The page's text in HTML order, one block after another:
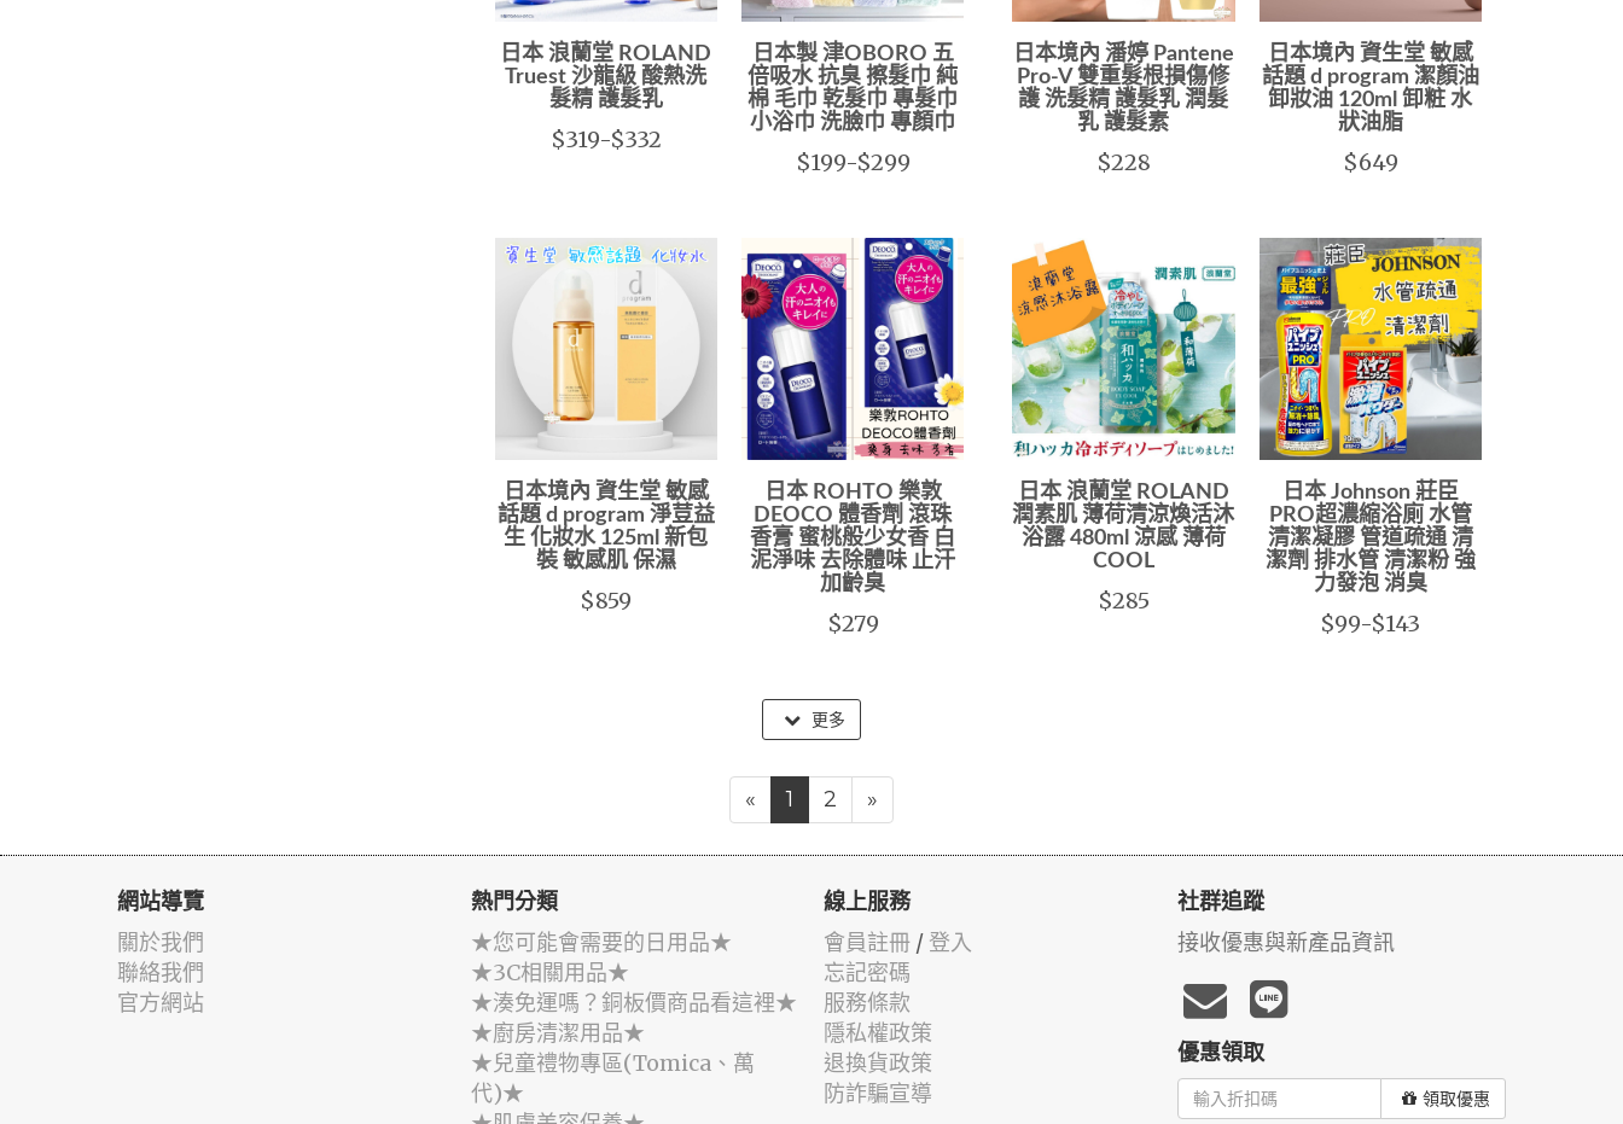
日本 浪蘭堂 ROLAND
Truest 沙龍級 酸熱洗
髮精 護髮乳
$319-$332
日本製 津OBORO 五
倍吸水 抗臭 擦髮巾 純
棉 毛巾 乾髮巾 專髮巾
小浴巾 洗臉巾 專顏巾
$199-$299
日本境內 潘婷 Pantene
Pro-V 雙重髮根損傷修
護 洗髮精 護髮乳 潤髮
乳 護髮素
$228
日本境內 資生堂 敏感
話題 d program 潔顏油
卸妝油 120ml 卸粧 水
狀油脂
$649
日本境內 資生堂 敏感
話題 d program 淨荳益
生 化妝水 125ml 新包
裝 敏感肌 保濕
$859
日本 ROHTO 樂敦
DEOCO 體香劑 滾珠
香膏 蜜桃般少女香 白
泥淨味 去除體味 止汗
加齡臭
$279
日本 浪蘭堂 ROLAND
潤素肌 薄荷清涼煥活沐
浴露 480ml 涼感 薄荷
COOL
$285
日本 Johnson 莊臣
PRO超濃縮浴廁 水管
清潔凝膠 管道疏通 清
潔劑 排水管 清潔粉 強
力發泡 消臭
$99-$143
更多
« 1 2 »
網站導覽
關於我們
聯絡我們
官方網站
熱門分類
★您可能會需要的日用品★
★3C相關用品★
★湊免運嗎？銅板價商品看這裡★
★廚房清潔用品★
★兒童禮物專區(Tomica、萬
代)★
線上服務
會員註冊 / 登入
忘記密碼
服務條款
隱私權政策
退換貨政策
防詐騙宣導
社群追蹤
接收優惠與新產品資訊
優惠領取
領取優惠